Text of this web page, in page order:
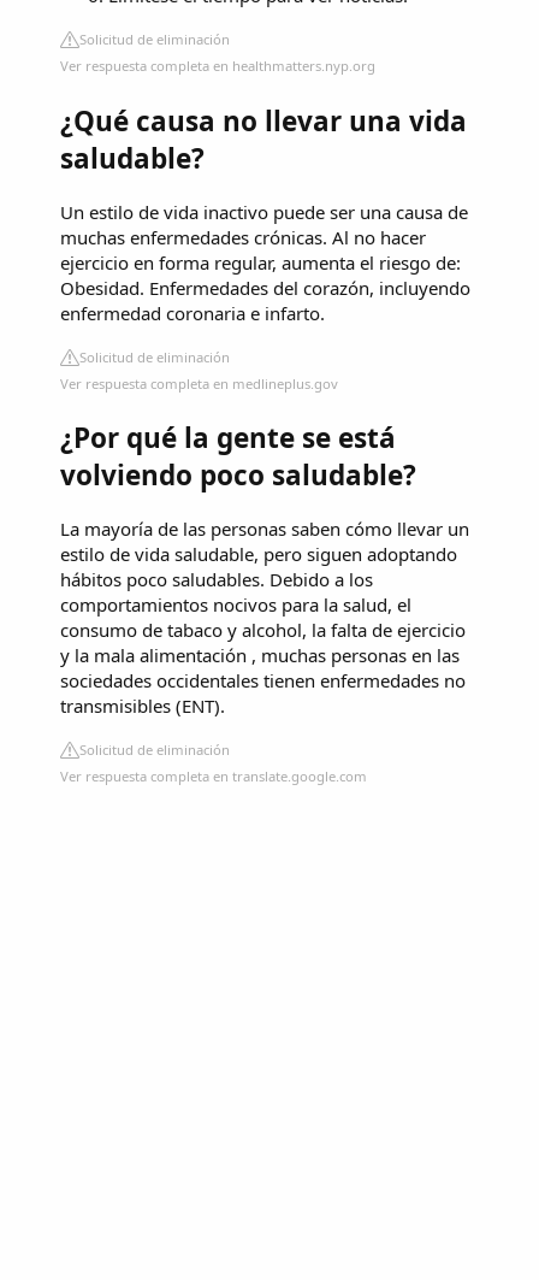
Solicitud de eliminación
Ver respuesta completa en healthmatters.nyp.org
¿Qué causa no llevar una vida
saludable?
Un estilo de vida inactivo puede ser una causa de
muchas enfermedades crónicas. Al no hacer
ejercicio en forma regular, aumenta el riesgo de:
Obesidad. Enfermedades del corazón, incluyendo
enfermedad coronaria e infarto.
Solicitud de eliminación
Ver respuesta completa en medlineplus.gov
¿Por qué la gente se está
volviendo poco saludable?
La mayoría de las personas saben cómo llevar un
estilo de vida saludable, pero siguen adoptando
hábitos poco saludables. Debido a los
comportamientos nocivos para la salud, el
consumo de tabaco y alcohol, la falta de ejercicio
y la mala alimentación , muchas personas en las
sociedades occidentales tienen enfermedades no
transmisibles (ENT).
Solicitud de eliminación
Ver respuesta completa en translate.google.com